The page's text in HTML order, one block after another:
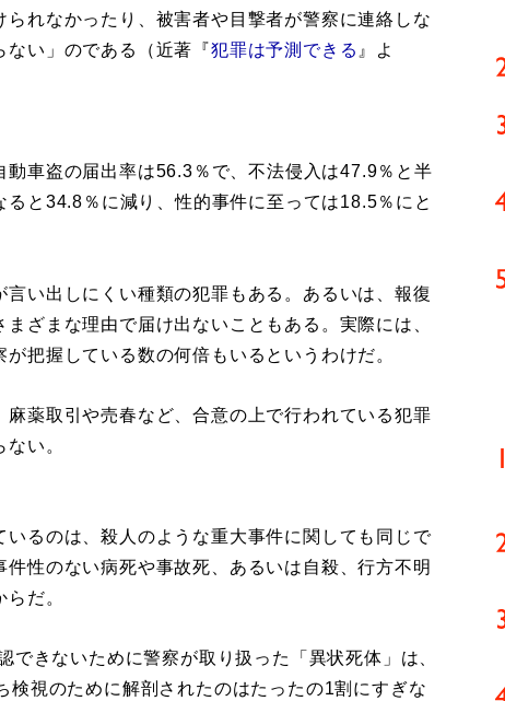
られなかったり、被害者や目撃者が警察に連絡しな
い」のである（近著『犯罪は予測できる 』よ
車盗の届出率は56.3％で、不法侵入は47.9％と半
と34.8％に減り、性的事件に至っては18.5％にと
い出しにくい種類の犯罪もある。あるいは、報復
ざまな理由で届け出ないこともある。実際には、
把握している数の何倍もいるというわけだ。
薬取引や売春など、合意の上で行われている犯罪
い。
るのは、殺人のような重大事件に関しても同じで
性のない病死や事故死、あるいは自殺、行方不明
だ。
きないために警察が取り扱った「異状死体」は、
検視のために解剖されたのはたったの1割にすぎな